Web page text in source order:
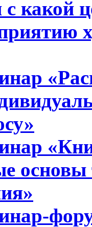
с какой
основы